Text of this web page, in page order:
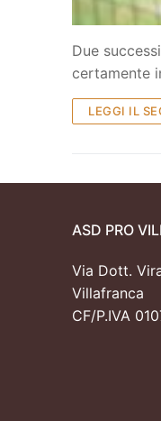
Due
certamente
LEGGI IL
ASD PRO
Via Dott.
Villafranca
CF/P.IVA